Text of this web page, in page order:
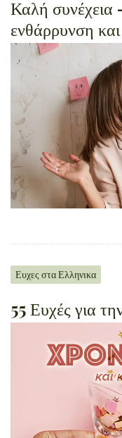
Καλή συνέχεια
ενθάρρυνση και
Ευχες στα Ελληνικα
55 Ευχές για